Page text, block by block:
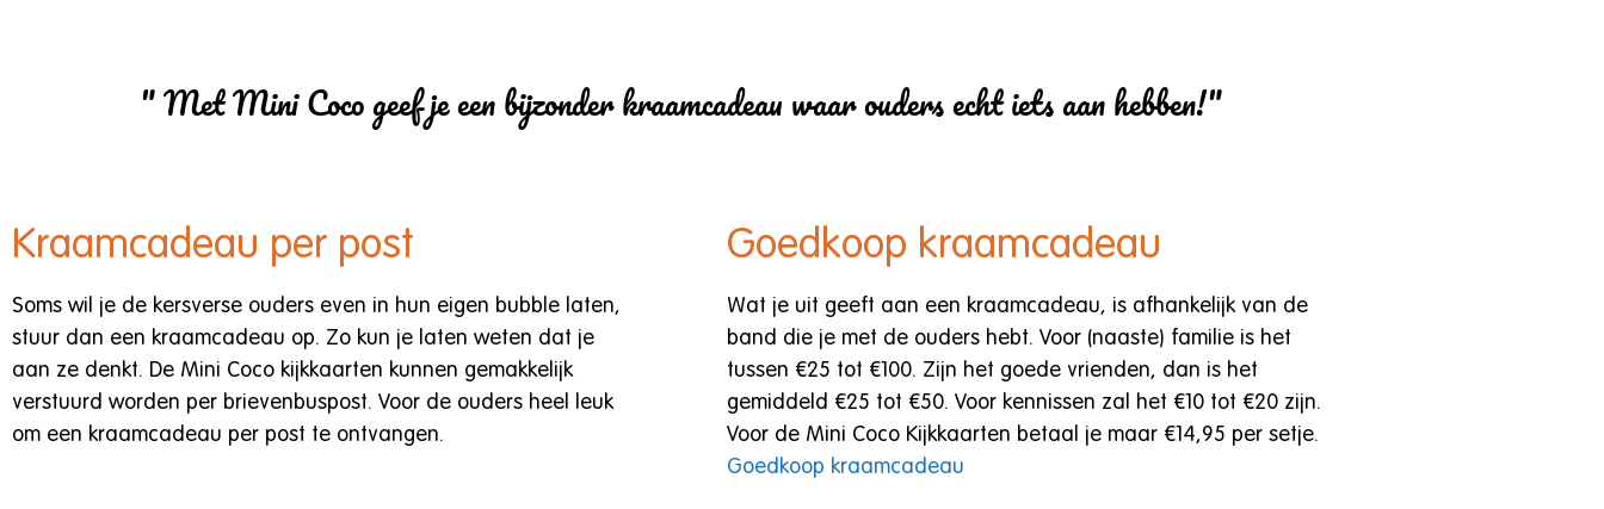
" Met Mini Coco geef je een bijzonder kraamcadeau waar ouders echt iets aan hebben!"
Kraamcadeau per post
Soms wil je de kersverse ouders even in hun eigen bubble laten,
stuur dan een kraamcadeau op. Zo kun je laten weten dat je
aan ze denkt. De Mini Coco kijkkaarten kunnen gemakkelijk
verstuurd worden per brievenbuspost. Voor de ouders heel leuk
om een kraamcadeau per post te ontvangen.
Goedkoop kraamcadeau
Wat je uit geeft aan een kraamcadeau, is afhankelijk van de
band die je met de ouders hebt. Voor (naaste) familie is het
tussen €25 tot €100. Zijn het goede vrienden, dan is het
gemiddeld €25 tot €50. Voor kennissen zal het €10 tot €20 zijn.
Voor de Mini Coco Kijkkaarten betaal je maar €14,95 per setje.
Goedkoop kraamcadeau